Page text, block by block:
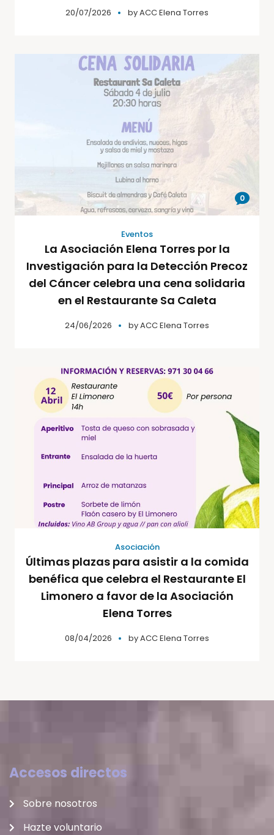
20/07/2026 byACC Elena Torres
0
Eventos
La Asociación Elena Torres por la
Investigación para la Detección Precoz
del Cáncer celebra una cena solidaria
en el Restaurante Sa Caleta
24/06/2026 byACC Elena Torres
Asociación
Últimas plazas para asistir a la comida
benéfica que celebra el Restaurante El
Limonero a favor de la Asociación
Elena Torres
08/04/2026 byACC Elena Torres
Accesos directos
Sobre nosotros
Hazte voluntario